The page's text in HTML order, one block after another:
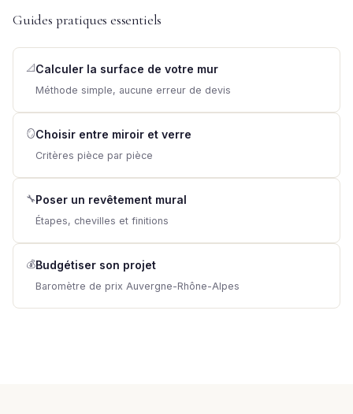
Guides pratiques essentiels
📐 Calculer la surface de votre mur
Méthode simple, aucune erreur de devis
🪞Choisir entre miroir et verre
Critères pièce par pièce
🔧Poser un revêtement mural
Étapes, chevilles et finitions
💰Budgétiser son projet
Baromètre de prix Auvergne-Rhône-Alpes